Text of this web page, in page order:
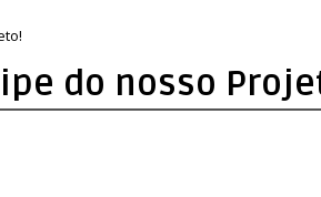
do nosso